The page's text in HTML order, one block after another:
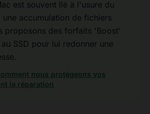
est souvent lié à l'usure du
accumulation de fichiers
proposons des forfaits 'Boost'
SSD pour lui redonner une
nous protégeons vos
la réparation